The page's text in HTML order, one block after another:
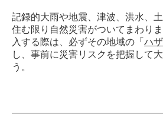
記録的大雨や地震、津波、洪水、
住む限り自然災害がついてまわり
入する際は、必ずその地域の「 ハ
し、事前に災害リスクを把握して
う。